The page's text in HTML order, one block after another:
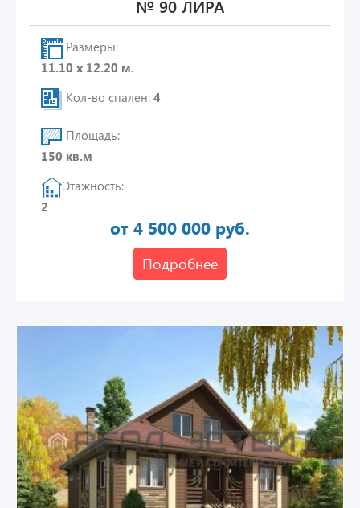
№ 90 ЛИРА
Размеры:
11.10 х 12.20 м.
Кол-во спален: 4
Площадь:
150 кв.м
Этажность:
2
от 4 500 000 руб.
Подробнее